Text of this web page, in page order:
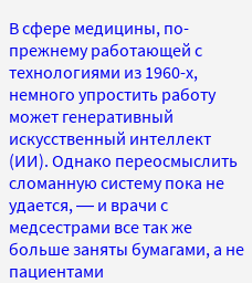
В сфере медицины, по-
прежнему работающей с
технологиями из 1960-х,
немного упростить работу
может генеративный
искусственный интеллект
(ИИ). Однако переосмыслить
сломанную систему пока не
удается, ― и врачи с
медсестрами все так же
больше заняты бумагами, а не
пациентами